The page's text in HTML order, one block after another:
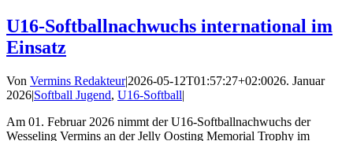
U16-Softballnachwuchs international im
Einsatz
Von Vermins Redakteur|2026-05-12T01:57:27+02:0026. Januar
2026|Softball Jugend, U16-Softball|
Am 01. Februar 2026 nimmt der U16-Softballnachwuchs der
Wesseling Vermins an der Jelly Oosting Memorial Trophy im